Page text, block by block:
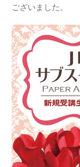
ございました。